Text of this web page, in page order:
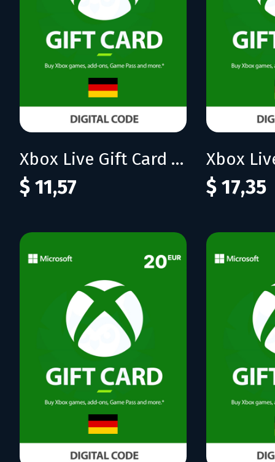
Xbox Live Gift Card 10 EUR (DE)
$ 11,57 $ 17,35